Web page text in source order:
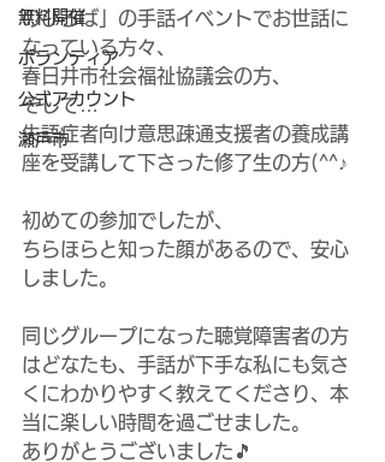
無料開催
ボランティア
公式アカウント
瀬戸市
のひろば」の手話イベントでお世話に
なっている方々、
春日井市社会福祉協議会の方、
そして…
失語症者向け意思疎通支援者の養成講
座を受講して下さった修了生の方(^^♪
初めての参加でしたが、
ちらほらと知った顔があるので、安心
しました。
同じグループになった聴覚障害者の方
はどなたも、手話が下手な私にも気さ
くにわかりやすく教えてくださり、本
当に楽しい時間を過ごせました。
ありがとうございました🎵